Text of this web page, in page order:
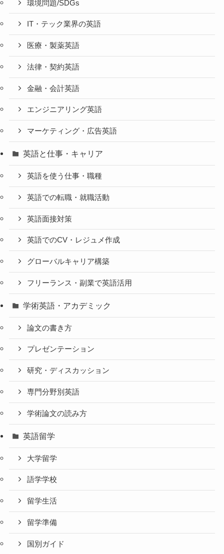
環境問題/SDGs
IT・テック業界の英語
医療・製薬英語
法律・契約英語
金融・会計英語
エンジニアリング英語
マーケティング・広告英語
英語と仕事・キャリア
英語を使う仕事・職種
英語での転職・就職活動
英語面接対策
英語でのCV・レジュメ作成
グローバルキャリア構築
フリーランス・副業で英語活用
学術英語・アカデミック
論文の書き方
プレゼンテーション
研究・ディスカッション
専門分野別英語
学術論文の読み方
英語留学
大学留学
語学学校
留学生活
留学準備
国別ガイド